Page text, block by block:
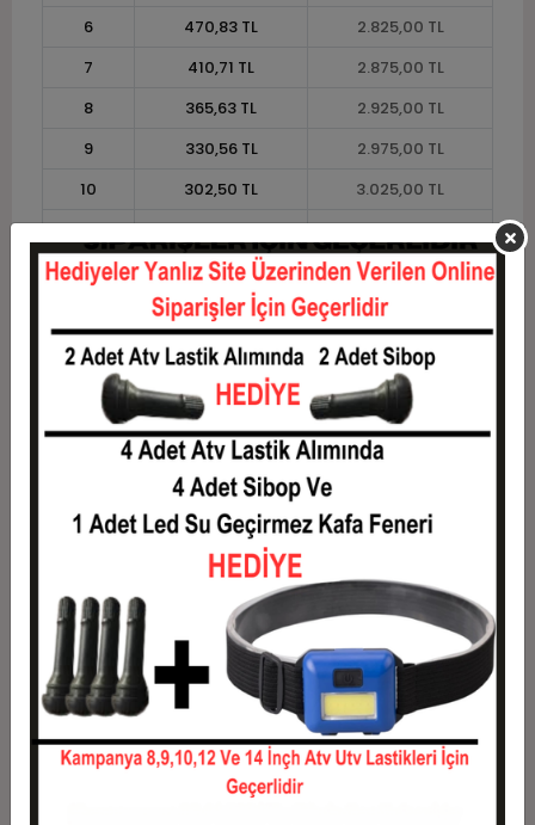
6
470,83 TL
2.825,00 TL
7
410,71 TL
2.875,00 TL
8
365,63 TL
2.925,00 TL
9
330,56 TL
2.975,00 TL
10
302,50 TL
3.025,00 TL
11
277,27 TL
3.050,00 TL
12
258,33 TL 3.100,00 TL
Taksit Taksit Tutarı
Toplam Tutar
1
2.500,00 TL
2.500,00 TL
891,67 TL
2.675,00 TL
681,25 TL
5
2.775,00 TL
6
470,83 TL
2.825,00 TL
7
410,71 TL
2.875,00 TL
8
365,63 TL
2.925,00 TL
9
330,56 TL
2.975,00 TL
302,50 TL